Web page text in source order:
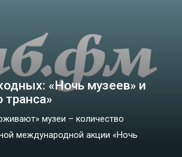
«Ночь музеев» и
транса»
музеи – количество
международной акции «Ночь